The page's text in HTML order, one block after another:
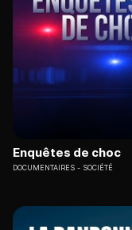
Enquêtes de choc
DOCUMENTAIRES SOCIÉTÉ